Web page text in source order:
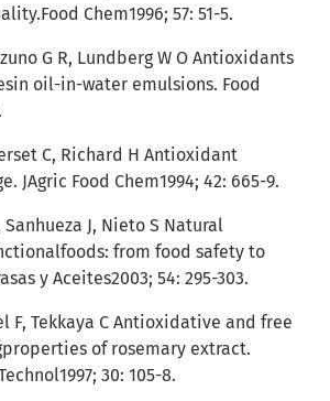
Chem1996; 57: 51-5.
G R, Lundberg W O Antioxidants
oil-in-water emulsions. Food
C, Richard H Antioxidant
JAgric Food Chem1994; 42: 665-9.
Sanhueza J, Nieto S Natural
from food safety to
y Aceites2003; 54: 295-303.
F, Tekkaya C Antioxidative and free
of rosemary extract.
30: 105-8.